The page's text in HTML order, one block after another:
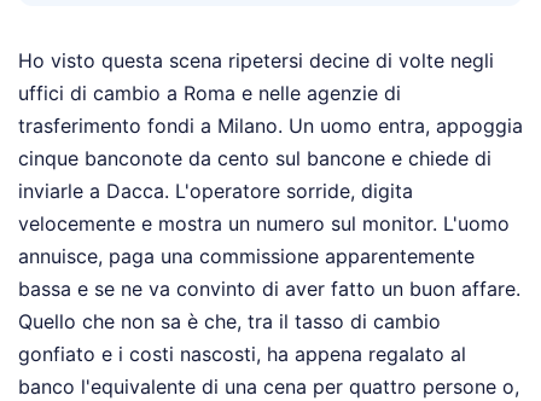
Ho visto questa scena ripetersi decine di volte negli
uffici di cambio a Roma e nelle agenzie di
trasferimento fondi a Milano. Un uomo entra, appoggia
cinque banconote da cento sul bancone e chiede di
inviarle a Dacca. L'operatore sorride, digita
velocemente e mostra un numero sul monitor. L'uomo
annuisce, paga una commissione apparentemente
bassa e se ne va convinto di aver fatto un buon affare.
Quello che non sa è che, tra il tasso di cambio
gonfiato e i costi nascosti, ha appena regalato al
banco l'equivalente di una cena per quattro persone o,